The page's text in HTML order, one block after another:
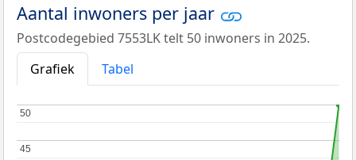
Aantal inwoners per jaar
Postcodegebied 7553LK telt 50 inwoners in 2025.
Grafiek
Tabel
45
45
50
50